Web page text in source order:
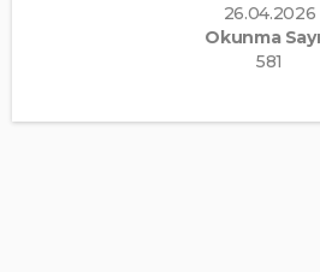
26.04.2026
Okunma
581